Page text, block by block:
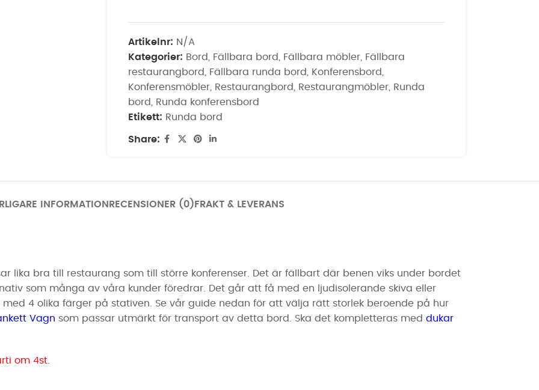
Artikelnr: N/A
Kategorier: Bord Fällbara bord Fällbara möbler,
Fällbara
restaurangbord
Fällbara runda bord Konferensbord
Konferensmöbler, Restaurangbord Restaurangmöbler,
Runda
bord
Runda konferensbord
Etikett: Runda bord
Share:
INFORMATION RECENSIONER (0) FRAKT & LEVERANS
lika bra till restaurang som till större konferenser. Det är fällbart där benen viks under bordet
som många av våra kunder föredrar. Det går att få med en ljudisolerande skiva eller
4 olika färger på stativen. Se vår guide nedan för att välja rätt storlek beroende på hur
Vagn som passar utmärkt för transport av detta bord. Ska det kompletteras med dukar
om 4st.